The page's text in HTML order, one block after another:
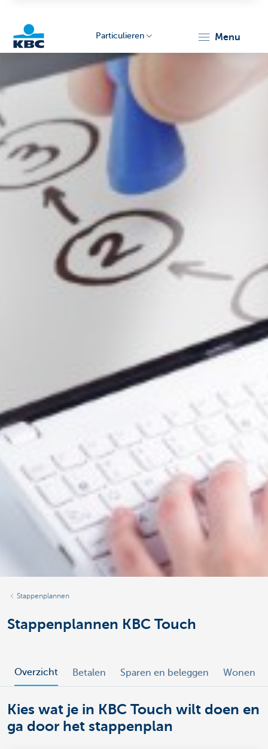
Particulieren
Particulieren menu
Stappenplannen
Stappenplannen KBC Touch
Overzicht Betalen Sparen en beleggen Wonen
Kies wat je in KBC Touch wilt doen en
ga door het stappenplan